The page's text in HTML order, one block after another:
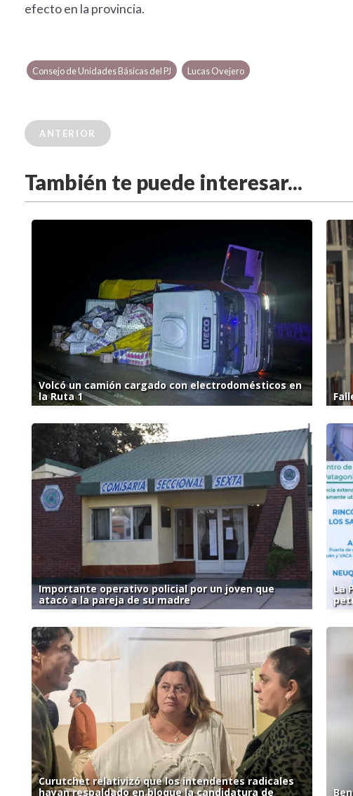
efecto en la provincia.
Consejo de Unidades Básicas del PJ Lucas Ovejero
ANTERIOR
También te puede interesar...
Volcó un camión cargado con electrodomésticos en
la Ruta 1
Importante operativo policial por un joven que
atacó a la pareja de su madre
La
Curutchet relativizó que los intendentes radicales
hayan respaldado en bloque la candidatura de